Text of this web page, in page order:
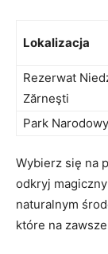
Lokalizacja
Rezerwat
Zărneşti
Park
Wybierz się na
odkryj
naturalnym
które na